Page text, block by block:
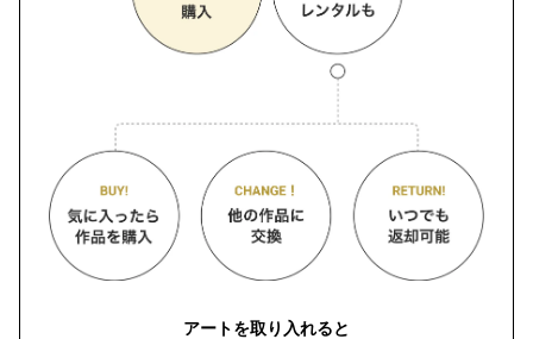
アートを取り入れると